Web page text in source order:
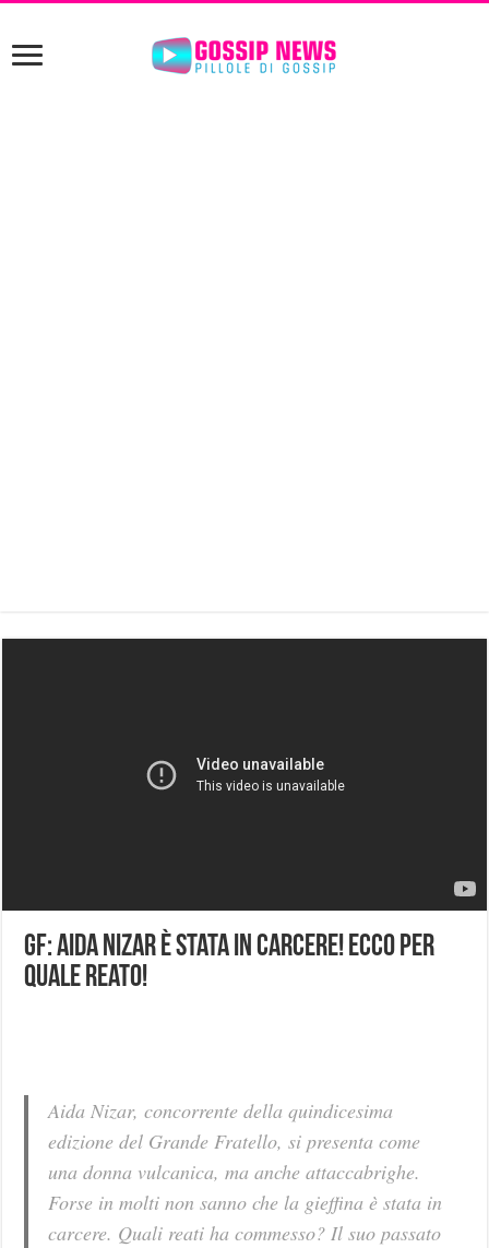
GF: Aida Nizar è stata in carcere! Ecco per
quale reato!
Aida Nizar, concorrente della quindicesima
edizione del Grande Fratello, si presenta come
una donna vulcanica, ma anche attaccabrighe.
Forse in molti non sanno che la gieffina è stata in
carcere. Quali reati ha commesso? Il suo passato